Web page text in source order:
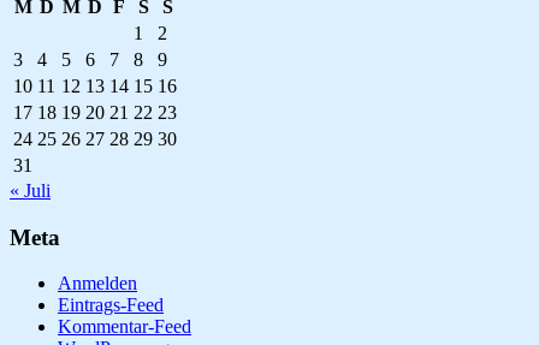
M D M D F S
S
1
2
3
4 5 6 7 8
9
10 11 12 13 14 15 16
17 18 19 20 21 22 23
24 25 26 27 28 29 30
31
« Juli
Meta
Anmelden
Eintrags-Feed
Kommentar-Feed